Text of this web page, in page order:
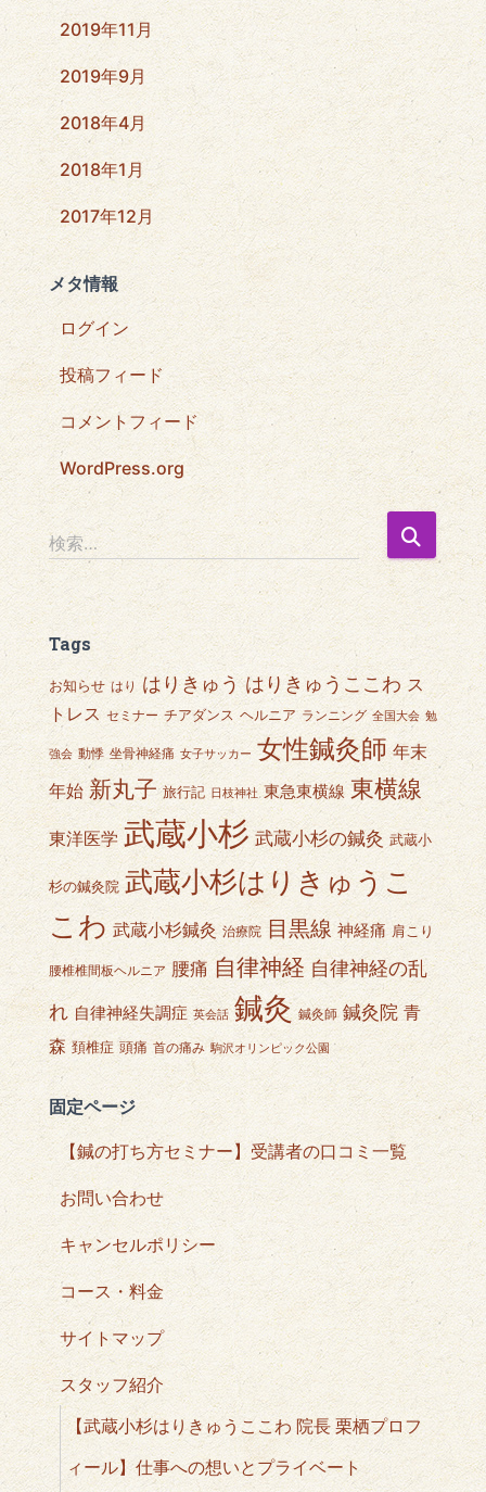
2019年11月
2019年9月
2018年4月
2018年1月
2017年12月
メタ情報
ログイン
投稿フィード
コメントフィード
WordPress.org
検
索
:
検索…
Tags
お知らせ はり はりきゅう はりきゅうここわ ス
トレス セミナー チアダンス ヘルニア ランニング 全国大会 勉
強会 動悸 坐骨神経痛 女子サッカー 女性鍼灸師 年末
年始 新丸子 旅行記 日枝神社 東急東横線 東横線
東洋医学 武蔵小杉 武蔵小杉の鍼灸 武蔵小
杉の鍼灸院 武蔵小杉はりきゅうこ
こわ 武蔵小杉鍼灸 治療院 目黒線 神経痛 肩こり
腰椎椎間板ヘルニア 腰痛 自律神経 自律神経の乱
れ 自律神経失調症 英会話 鍼灸 鍼灸師 鍼灸院 青
森 頚椎症 頭痛 首の痛み 駒沢オリンピック公園
固定ページ
【鍼の打ち方セミナー】受講者の口コミ一覧
お問い合わせ
キャンセルポリシー
コース・料金
サイトマップ
スタッフ紹介
【武蔵小杉はりきゅうここわ 院長 栗栖プロフ
ィール】仕事への想いとプライベート